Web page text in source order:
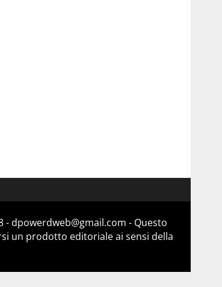
- dpowerdweb@gmail.com - Questo
un prodotto editoriale ai sensi della